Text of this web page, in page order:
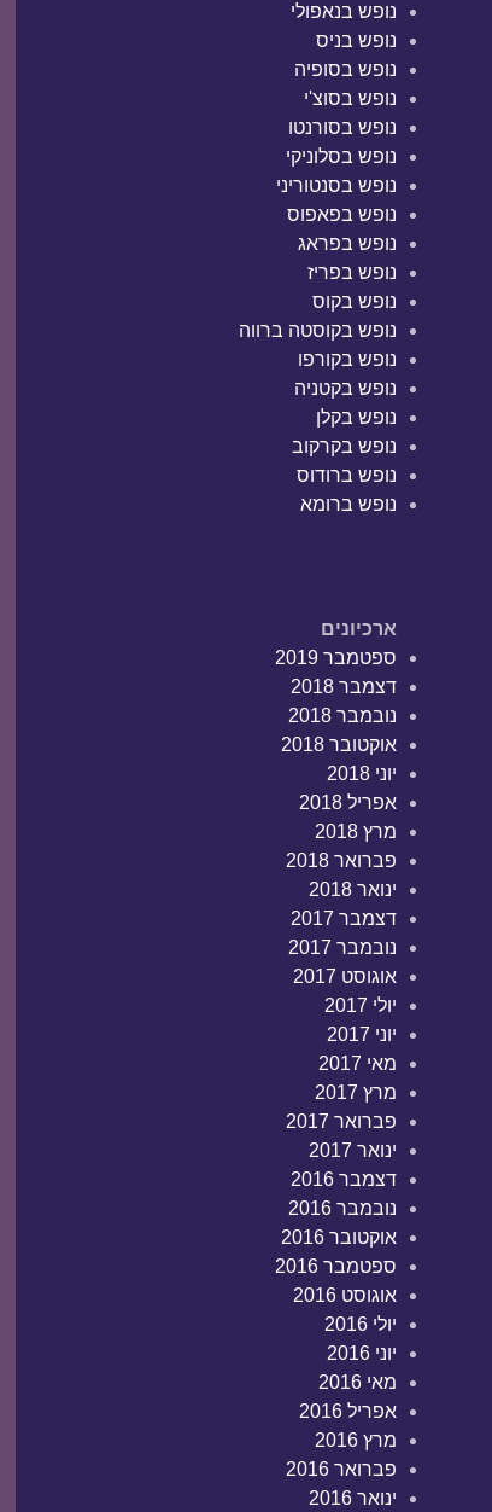
נופש בנאפולי
נופש בניס
נופש בסופיה
נופש בסוצ'י
נופש בסורנטו
נופש בסלוניקי
נופש בסנטוריני
נופש בפאפוס
נופש בפראג
נופש בפריז
נופש בקוס
נופש בקוסטה ברווה
נופש בקורפו
נופש בקטניה
נופש בקלן
נופש בקרקוב
נופש ברודוס
נופש ברומא
ארכיונים
ספטמבר 2019
דצמבר 2018
נובמבר 2018
אוקטובר 2018
יוני 2018
אפריל 2018
מרץ 2018
פברואר 2018
ינואר 2018
דצמבר 2017
נובמבר 2017
אוגוסט 2017
יולי 2017
יוני 2017
מאי 2017
מרץ 2017
פברואר 2017
ינואר 2017
דצמבר 2016
נובמבר 2016
אוקטובר 2016
ספטמבר 2016
אוגוסט 2016
יולי 2016
יוני 2016
מאי 2016
אפריל 2016
מרץ 2016
פברואר 2016
ינואר 2016